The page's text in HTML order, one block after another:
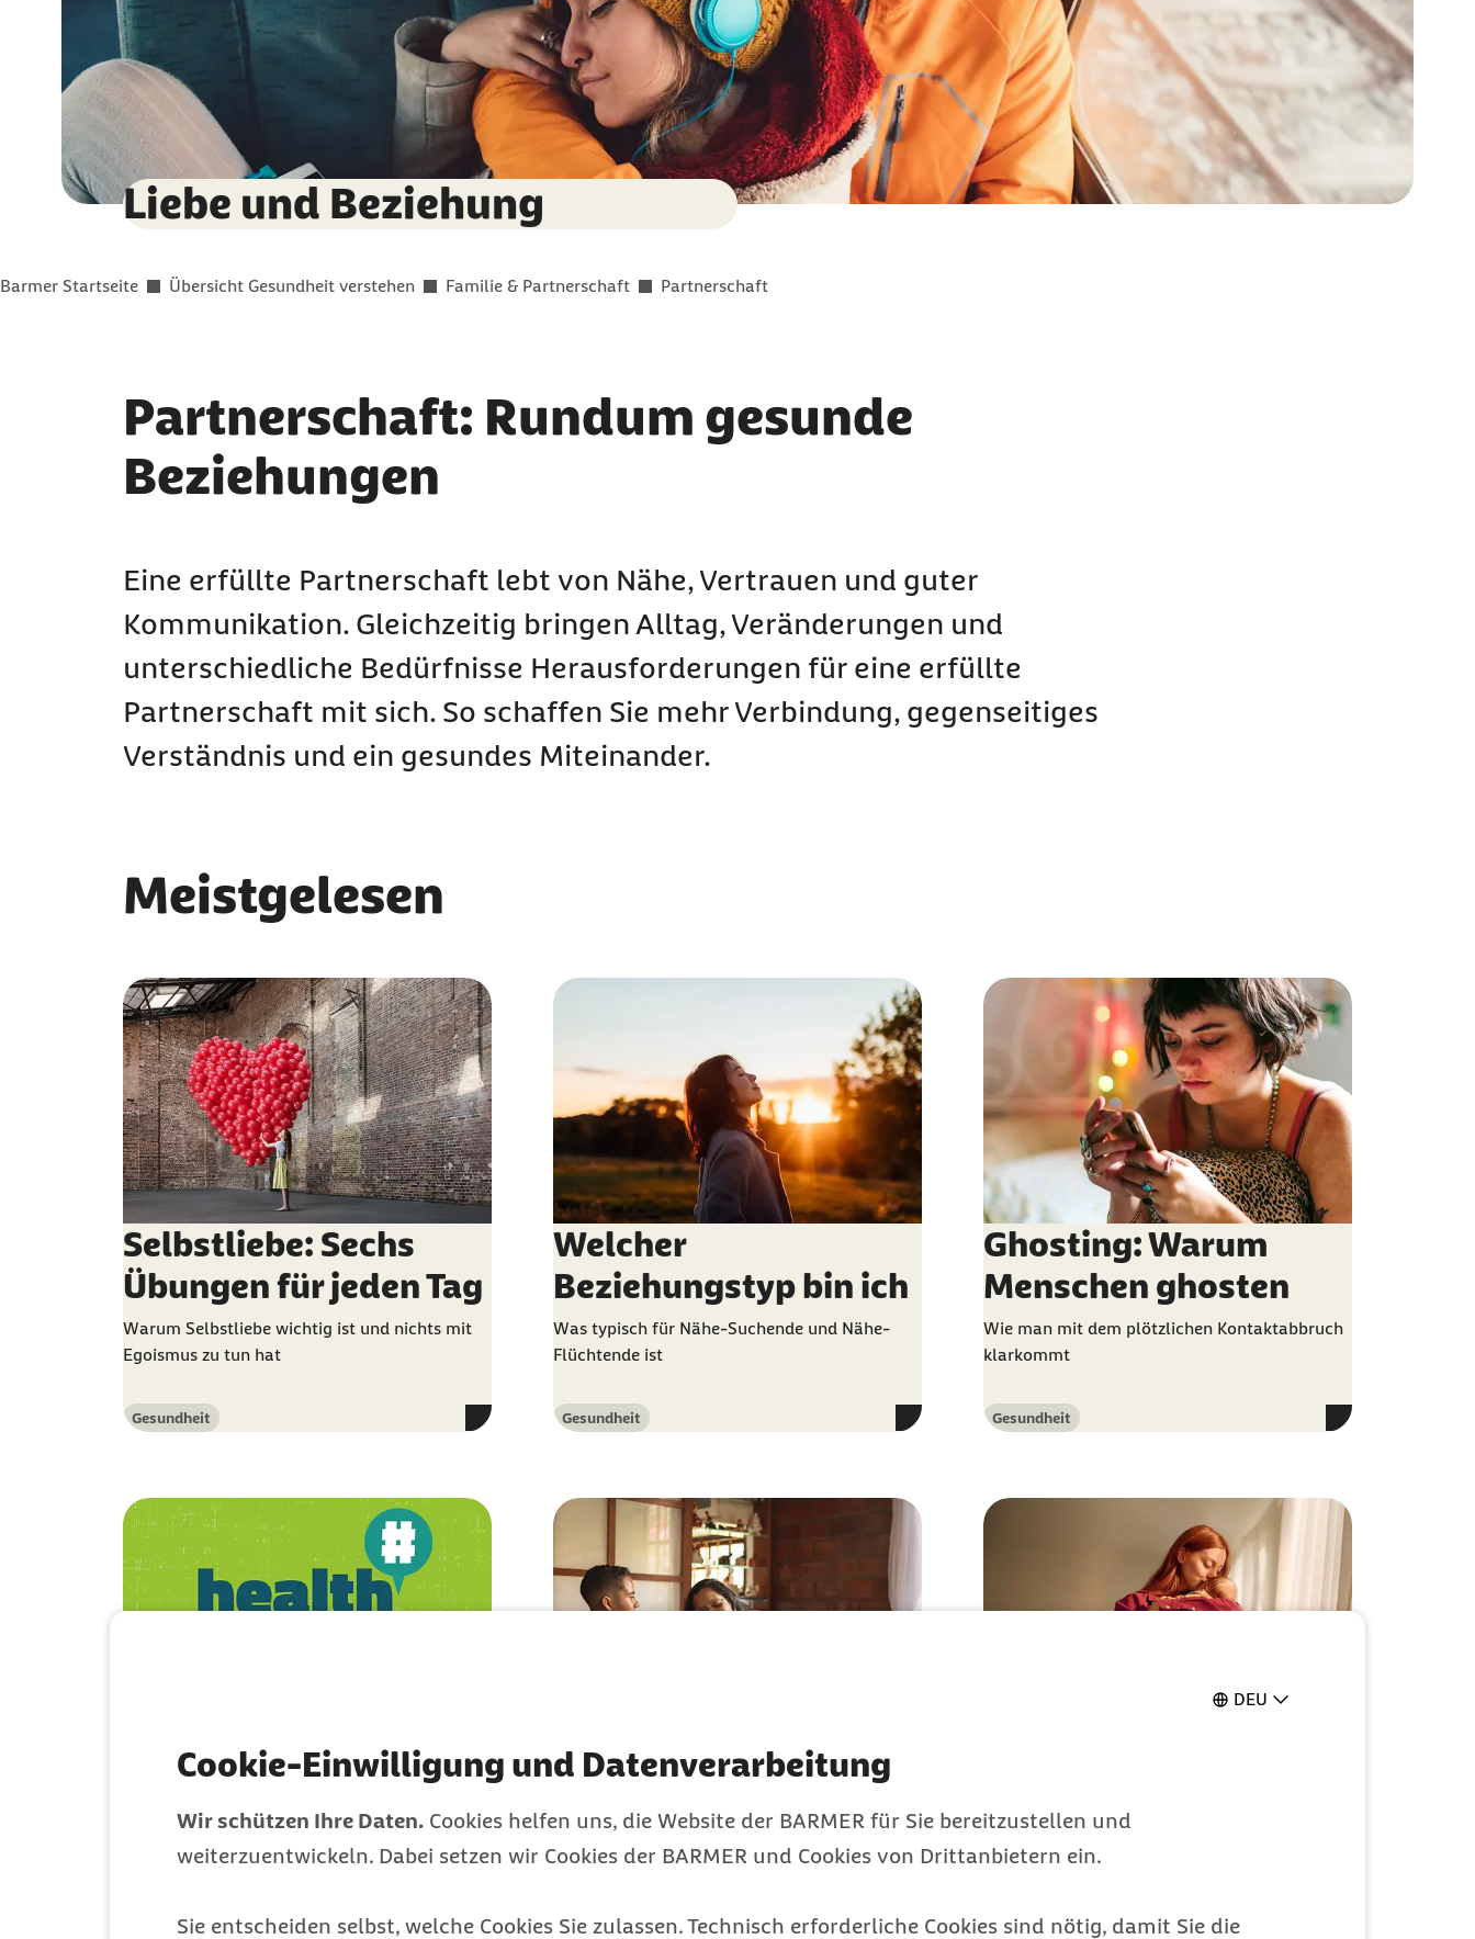
DEU
Cookie-Einwilligung und Datenverarbeitung
Wir schützen Ihre Daten. Cookies helfen uns, die Website der BARMER für Sie bereitzustellen und
weiterzuentwickeln. Dabei setzen wir Cookies der BARMER und Cookies von Drittanbietern ein.
Sie entscheiden selbst, welche Cookies Sie zulassen. Technisch erforderliche Cookies sind nötig, damit Sie die
Liebe und Beziehung
Sie befinden sich hier:
Barmer Startseite Übersicht Gesundheit verstehen Familie & Partnerschaft Partnerschaft
Partnerschaft: Rundum gesunde
Beziehungen
Eine erfüllte Partnerschaft lebt von Nähe, Vertrauen und guter
Kommunikation. Gleichzeitig bringen Alltag, Veränderungen und
unterschiedliche Bedürfnisse Herausforderungen für eine erfüllte
Partnerschaft mit sich. So schaffen Sie mehr Verbindung, gegenseitiges
Verständnis und ein gesundes Miteinander.
Meistgelesen
Selbstliebe: Sechs
Übungen für jeden Tag
Warum Selbstliebe wichtig ist und nichts mit
Egoismus zu tun hat
Kategorie
Gesundheit
Welcher
Beziehungstyp bin ich
Was typisch für Nähe-Suchende und Nähe-
Flüchtende ist
Kategorie
Gesundheit
Ghosting: Warum
Menschen ghosten
Wie man mit dem plötzlichen Kontaktabbruch
klarkommt
Kategorie
Gesundheit
Wie man richtig gute
Komplimente macht
Alle Gos und No-Gos
Mental Load:
Unsichtbarer Stress
Allein für das Familienmanagement
Budget mit Barmer
Familie Plus